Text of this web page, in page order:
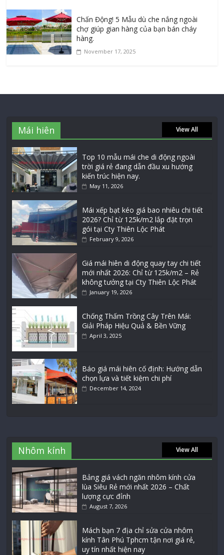
Chấn Động! 5 Mẫu dù che nắng ngoài
chợ giúp gian hàng của bạn bán cháy
hàng.
November 17, 2025
Mái hiên View All
Top 10 mẫu mái che di động ngoài
trời giá rẻ đang dẫn đầu xu hướng
kiến trúc hiện nay.
May 11, 2026
Mái xếp bạt kéo giá bao nhiêu chi tiết
2026? Chỉ từ 125k/m2 lắp đặt trọn
gói tại Cty Thiên Lộc Phát
February 9, 2026
Giá mái hiên di động quay tay chi tiết
mới nhất 2026: Chỉ từ 125k/m2 – Rẻ
không tưởng tại Cty Thiên Lộc Phát
January 19, 2026
Chống Thấm Trồng Cây Trên Mái:
Giải Pháp Hiệu Quả & Bền Vững
April 3, 2025
Báo giá mái hiên cố định: Hướng dẫn
chọn lựa và tiết kiệm chi phí
December 14, 2024
Nhôm kính View All
Bảng giá vách ngăn nhôm kính cửa
lùa Siêu Rẻ mới nhất 2026 – Chất
lượng cực đỉnh
August 7, 2026
Mách bạn 7 địa chỉ sửa cửa nhôm
kính Tân Phú Tphcm tận nơi giá rẻ,
uy tín nhất hiện nay